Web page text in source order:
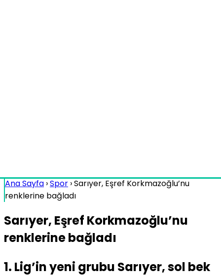
Ana Sayfa ›Spor ›Sarıyer, Eşref Korkmazoğlu’nu
renklerine bağladı
Sarıyer, Eşref Korkmazoğlu’nu
renklerine bağladı
1. Lig’in yeni grubu Sarıyer, sol bek